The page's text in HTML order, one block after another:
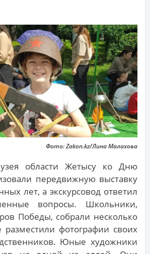
Фото: Zakon.kz/Лина Малахова
области Жетысу ко Дню
передвижную выставку
лет, а экскурсовод ответил
вопросы. Школьники,
Победы, собрали несколько
разместили фотографии своих
Юные художники